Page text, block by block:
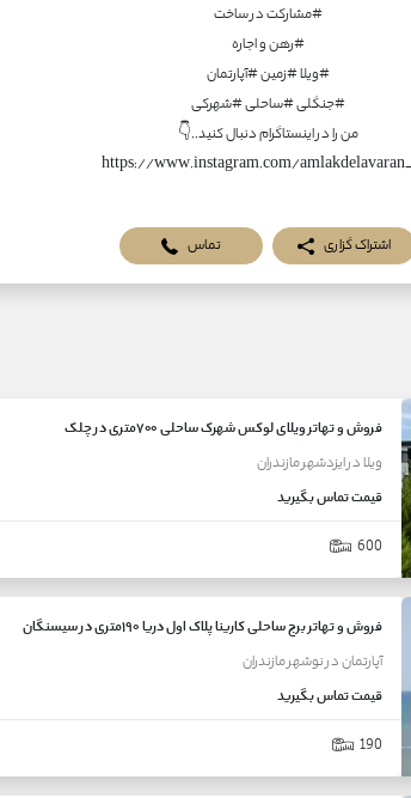
https://www.instagram.com/
اشتراک گزاری تماس
فروش و تهاتر ویلای لوکس شهرک ساحلی ۷۰۰متری در چلک
ویلادرایزدشهرمازندران
قیمتتماس بگیرید
600
فروش و تهاتر برج ساحلی کارینا پلاک اول دریا ۱۹۰متری در سیسنگان
آپارتماندرنوشهرمازندران
قیمتتماس بگیرید
190